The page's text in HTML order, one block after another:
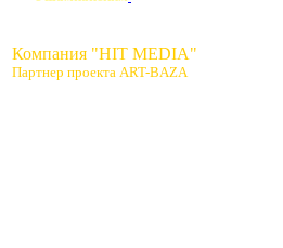
Компания "HIT MEDIA"
Партнер проекта ART-BAZA